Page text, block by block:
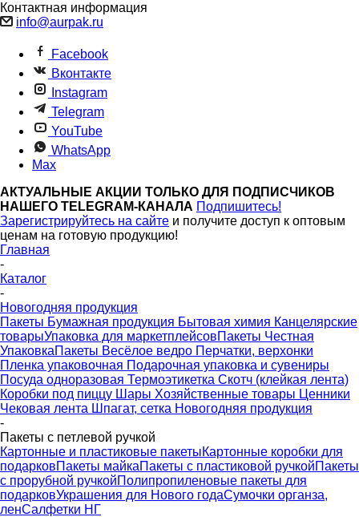
Контактная информация
info@aurpak.ru
Facebook
Вконтакте
Instagram
Telegram
YouTube
WhatsApp
Max
АКТУАЛЬНЫЕ АКЦИИ ТОЛЬКО ДЛЯ ПОДПИСЧИКОВ
НАШЕГО TELEGRAM-КАНАЛА Подпишитесь!
Зарегистрируйтесь на сайте и получите доступ к оптовым
ценам на готовую продукцию!
Главная
-
Каталог
-
Новогодняя продукция
Пакеты Бумажная продукция Бытовая химия Канцелярские
товарыУпаковка для маркетплейсовПакеты Честная
УпаковкаПакеты Весёлое ведро Перчатки, верхонки
Пленка упаковочная Подарочная упаковка и сувениры
Посуда одноразовая Термоэтикетка Скотч (клейкая лента)
Коробки под пиццу Шары Хозяйственные товары Ценники
Чековая лента Шпагат, сетка Новогодняя продукция
-
Пакеты с петлевой ручкой
Картонные и пластиковые пакетыКартонные коробки для
подарковПакеты майкаПакеты с пластиковой ручкойПакеты
с прорубной ручкойПолипропиленовые пакеты для
подарковУкрашения для Нового годаСумочки органза,
ленСалфетки НГ